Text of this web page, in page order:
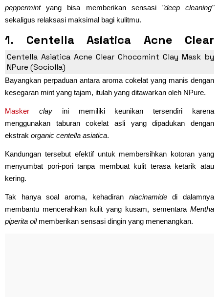
peppermintyang bisa memberikan sensasi "deep cleaning"
sekaligus relaksasi maksimal bagi kulitmu.
1. Centella Asiatica Acne Clear
Chocomint Clay Mask by NPure
Centella Asiatica Acne Clear Chocomint Clay Mask by
NPure (Sociolla)
Bayangkan perpaduan antara aroma cokelat yang manis dengan
kesegaran mint yang tajam, itulah yang ditawarkan oleh NPure.
Masker clayini memiliki keunikan tersendiri karena
menggunakan taburan cokelat asli yang dipadukan dengan
ekstrak organic centella asiatica.
Kandungan tersebut efektif untuk membersihkan kotoran yang
menyumbat pori-pori tanpa membuat kulit terasa ketarik atau
kering.
Tak hanya soal aroma, kehadiran niacinamidedi dalamnya
membantu mencerahkan kulit yang kusam, sementara Mentha
piperita oilmemberikan sensasi dingin yang menenangkan.